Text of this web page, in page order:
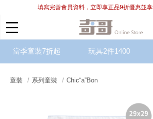
填寫完善會員資料，立即享正品9折優惠並享
當季童裝7折起 玩具2件1400
童裝 系列童裝 Chic“a”Bon